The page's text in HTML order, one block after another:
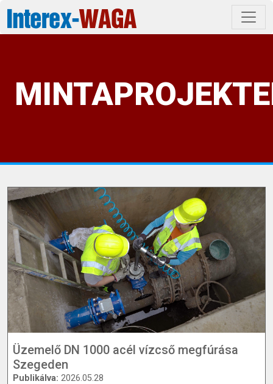
Üzemelő DN 1000 acél vízcső megfúrása
Szegeden
Publikálva: 2026.05.28